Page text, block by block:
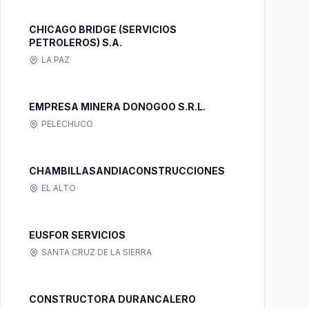
CHICAGO BRIDGE (SERVICIOS
PETROLEROS) S.A.
LA PAZ
EMPRESA MINERA DONOGOO S.R.L.
PELECHUCO
CHAMBILLASANDIACONSTRUCCIONES
EL ALTO
EUSFOR SERVICIOS
SANTA CRUZ DE LA SIERRA
CONSTRUCTORA DURANCALERO